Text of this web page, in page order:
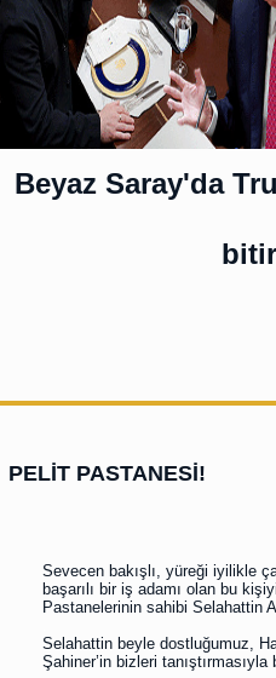
Beyaz Saray'da
PELİT PASTANESİ!
Sevecen bakışlı, yüreği iyilikle
başarılı bir iş adamı olan bu
Pastanelerinin sahibi Selahattin
Selahattin beyle dostluğumuz,
Şahiner’in bizleri tanıştırmasıyla